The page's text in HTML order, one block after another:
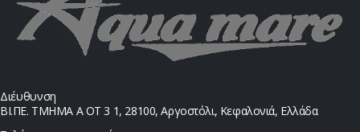
Διέυθυνση
ΒΙ.ΠΕ. ΤΜΗΜΑ Α ΟΤ 3 1, 28100, Αργοστόλι, Κεφαλονιά, Ελλάδα